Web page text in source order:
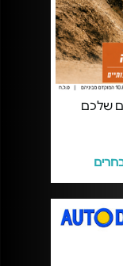
שלכם